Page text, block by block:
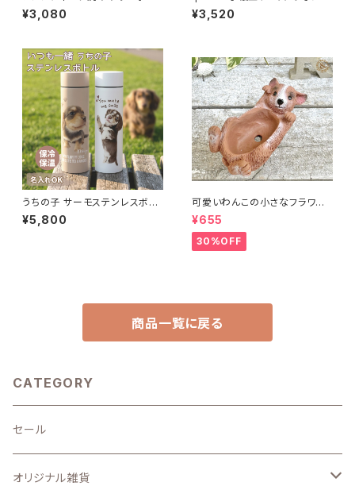
プランター レトロ シャビー リト
ルレフーサークル
¥3,080
うよ ダックス 手帳型ケース スマ
ートフォンケース
¥3,520
うちの子 サーモステンレスボト
ル 370ml 名入れ無料 送料無
料名入れ無料 送料無料
¥5,800
可愛いわんこの小さなフラワー
ポット 犬のミニポット クシェシ
オポット /多肉用ポット 多肉植
物 寄せ植え ガーデニング
¥655
30%OFF
商品一覧に戻る
CATEGORY
セール
オリジナル雑貨